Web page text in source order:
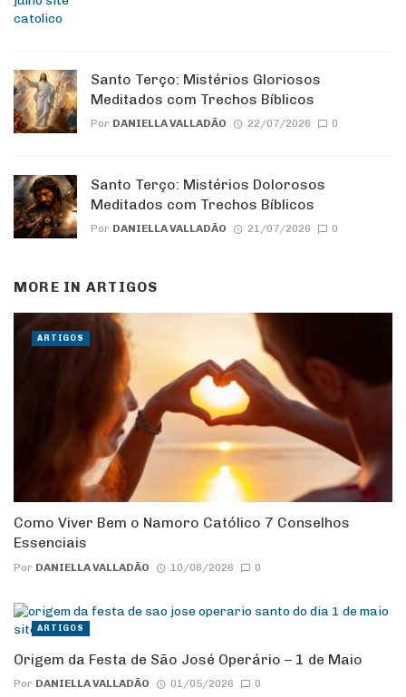
Santo Terço: Mistérios Gloriosos
Meditados com Trechos Bíblicos
Por DANIELLA VALLADÃO 22/07/2026 0
Santo Terço: Mistérios Dolorosos
Meditados com Trechos Bíblicos
Por DANIELLA VALLADÃO 21/07/2026 0
MORE IN ARTIGOS
Como Viver Bem o Namoro Católico 7 Conselhos
Essenciais
Por DANIELLA VALLADÃO 10/06/2026 0
ARTIGOS
Origem da Festa de São José Operário – 1 de Maio
Por DANIELLA VALLADÃO 01/05/2026 0
ARTIGOS